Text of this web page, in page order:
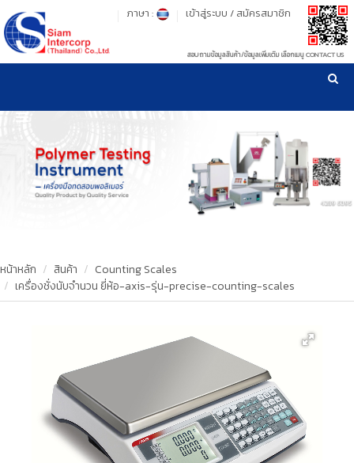
รู้ลึก รู้จริง เรื่องเครื่องมือทดสอบวัสดุ ! ยืน 1 เรื่องมาตรฐานการให้บริการ
เข้าสู่ระบบ / สมัครสมาชิก
ภาษา :
สอบถามข้อมูลสินค้า/ข้อมูลเพิ่มเติม เลือกเมนู CONTACT US
HOME
PRODUCT
OUR WORKS
CALIBRATION
หน้าหลัก สินค้า
Counting Scales
เครื่องชั่งนับจำนวน ยี่ห้อ-axis-รุ่น-precise-counting-scales